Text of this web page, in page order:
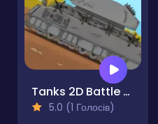
Tanks 2D Battle with Ratte
5.0 (1 Голосів)